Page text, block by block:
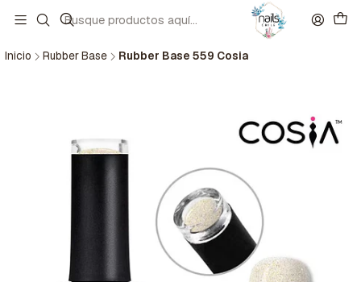
Inicio Rubber Base Rubber Base 559 Cosia